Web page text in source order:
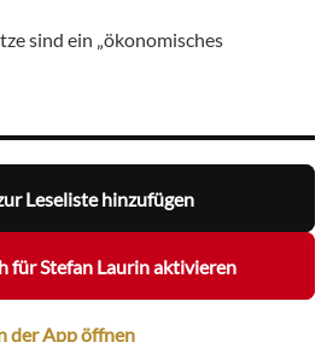
sind ein „ökonomisches
Leseliste hinzufügen
für Stefan Laurin aktivieren
der App öffnen